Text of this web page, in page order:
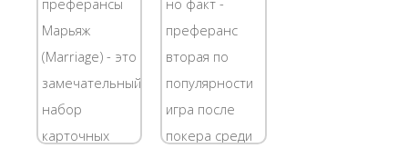
размещаю.
Она...
вист
предшественника....
Марьяж
(Marriage) - это
замечательный
набор
карточных
преферанс
вторая по
популярности
игра после
покера среди